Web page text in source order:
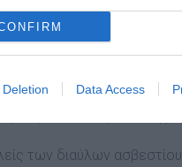
Deletion Data Access
αγγειοτενσίνης» (ACE-I),
ευρέως. Η
ξηρό βήχα, αλλά γενικά η
ΙΙ» (ARBs), είναι
των διαύλων